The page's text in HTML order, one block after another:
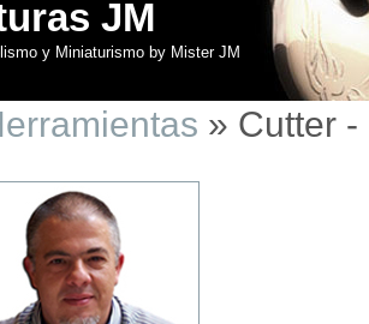
JM
y Miniaturismo by Mister JM
» Cutter